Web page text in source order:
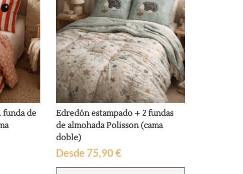
funda de
Edredón estampado + 2 fundas
de almohada Polisson (cama
doble)
Desde 75,90€
Este